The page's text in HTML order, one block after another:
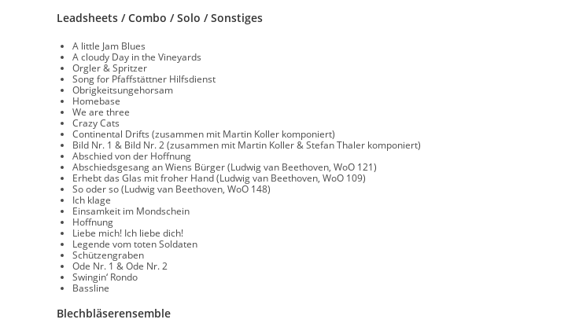
Leadsheets / Combo / Solo / Sonstiges
A little Jam Blues
A cloudy Day in the Vineyards
Orgler & Spritzer
Song for Pfaffstättner Hilfsdienst
Obrigkeitsungehorsam
Homebase
We are three
Crazy Cats
Continental Drifts (zusammen mit Martin Koller komponiert)
Bild Nr. 1 & Bild Nr. 2 (zusammen mit Martin Koller & Stefan Thaler komponiert)
Abschied von der Hoffnung
Abschiedsgesang an Wiens Bürger (Ludwig van Beethoven, WoO 121)
Erhebt das Glas mit froher Hand (Ludwig van Beethoven, WoO 109)
So oder so (Ludwig van Beethoven, WoO 148)
Ich klage
Einsamkeit im Mondschein
Hoffnung
Liebe mich! Ich liebe dich!
Legende vom toten Soldaten
Schützengraben
Ode Nr. 1 & Ode Nr. 2
Swingin‘ Rondo
Bassline
Blechbläserensemble